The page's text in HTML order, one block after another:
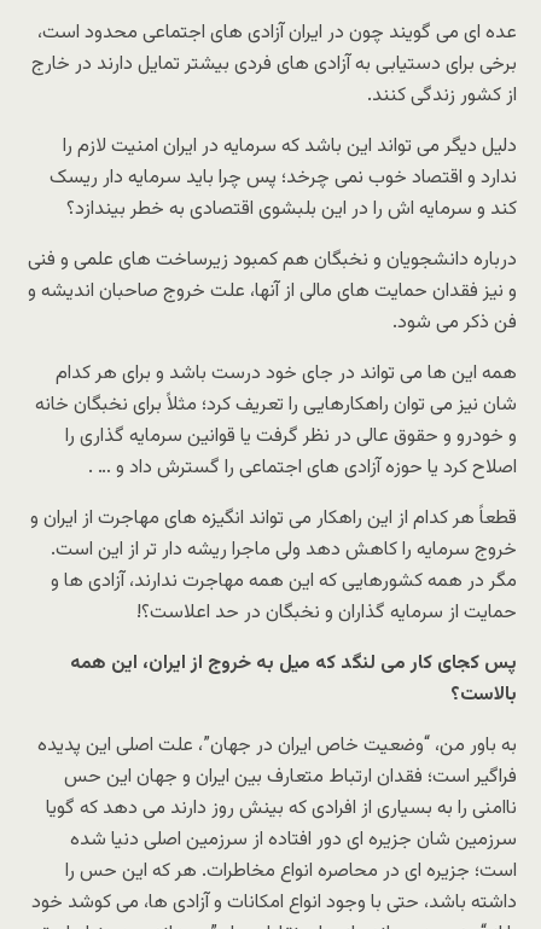
عده ای می گویند چون در ایران آزادی های اجتماعی محدود است،
برخی برای دستیابی به آزادی های فردی بیشتر تمایل دارند در خارج
از کشور زندگی کنند.
دلیل دیگر می تواند این باشد که سرمایه در ایران امنیت لازم را
ندارد و اقتصاد خوب نمی چرخد؛ پس چرا باید سرمایه دار ریسک
کند و سرمایه اش را در این بلبشوی اقتصادی به خطر بیندازد؟
درباره دانشجویان و نخبگان هم کمبود زیرساخت های علمی و فنی
و نیز فقدان حمایت های مالی از آنها، علت خروج صاحبان اندیشه و
فن ذکر می شود.
همه این ها می تواند در جای خود درست باشد و برای هر کدام
شان نیز می توان راهکارهایی را تعریف کرد؛ مثلاً برای نخبگان خانه
و خودرو و حقوق عالی در نظر گرفت یا قوانین سرمایه گذاری را
اصلاح کرد یا حوزه آزادی های اجتماعی را گسترش داد و … .
قطعاً هر کدام از این راهکار می تواند انگیزه های مهاجرت از ایران و
خروج سرمایه را کاهش دهد ولی ماجرا ریشه دار تر از این است.
مگر در همه کشورهایی که این همه مهاجرت ندارند، آزادی ها و
حمایت از سرمایه گذاران و نخبگان در حد اعلاست؟!
پس کجای کار می لنگد که میل به خروج از ایران، این همه
بالاست؟
به باور من، “وضعیت خاص ایران در جهان”، علت اصلی این پدیده
فراگیر است؛ فقدان ارتباط متعارف بین ایران و جهان این حس
ناامنی را به بسیاری از افرادی که بینش روز دارند می دهد که گویا
سرزمین شان جزیره ای دور افتاده از سرزمین اصلی دنیا شده
است؛ جزیره ای در محاصره انواع مخاطرات. هر که این حس را
داشته باشد، حتی با وجود انواع امکانات و آزادی ها، می کوشد خود